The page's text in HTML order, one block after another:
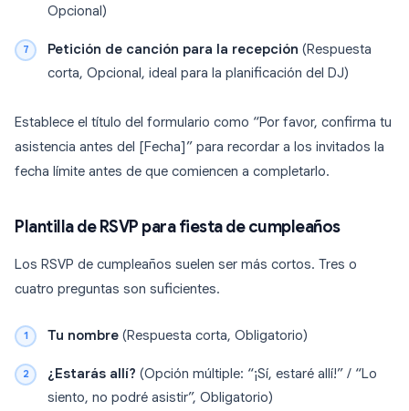
Opcional)
Petición de canción para la recepción (Respuesta
corta, Opcional, ideal para la planificación del DJ)
Establece el título del formulario como “Por favor, confirma tu
asistencia antes del [Fecha]” para recordar a los invitados la
fecha límite antes de que comiencen a completarlo.
Plantilla de RSVP para fiesta de cumpleaños
Los RSVP de cumpleaños suelen ser más cortos. Tres o
cuatro preguntas son suficientes.
Tu nombre (Respuesta corta, Obligatorio)
¿Estarás allí? (Opción múltiple: “¡Sí, estaré allí!” / “Lo
siento, no podré asistir”, Obligatorio)